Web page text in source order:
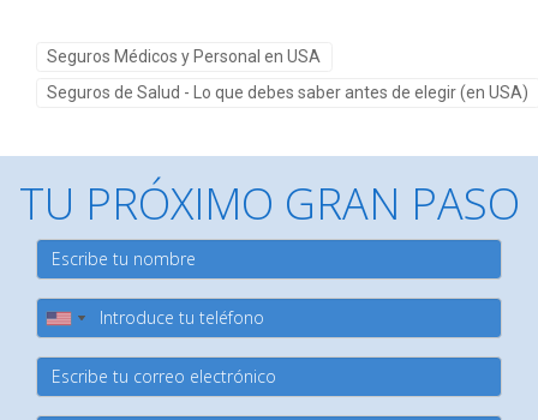
¿Los planes HMO son más económicos?
Generalmente sí; los planes HMO suelen tener primas más
¿Puedo ver a cualquier especialista con un
plan HMO?
No necesariamente; necesitarás una referencia de tu
médico primario para ver a un especialista con un plan
HMO.
¿Qué pasa si necesito atención fuera del área
cubierta por mi plan?
Seguros Médicos y Personal en USA
Seguros de Salud - Lo que debes saber antes de elegir (en USA)
TU PRÓXIMO GRAN PASO